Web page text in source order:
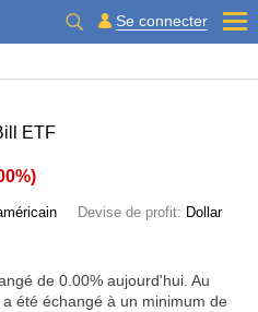
Se connecter
ETF
)
Devise de profit: Dollar
de 0.00% aujourd'hui. Au
été échangé à un minimum de